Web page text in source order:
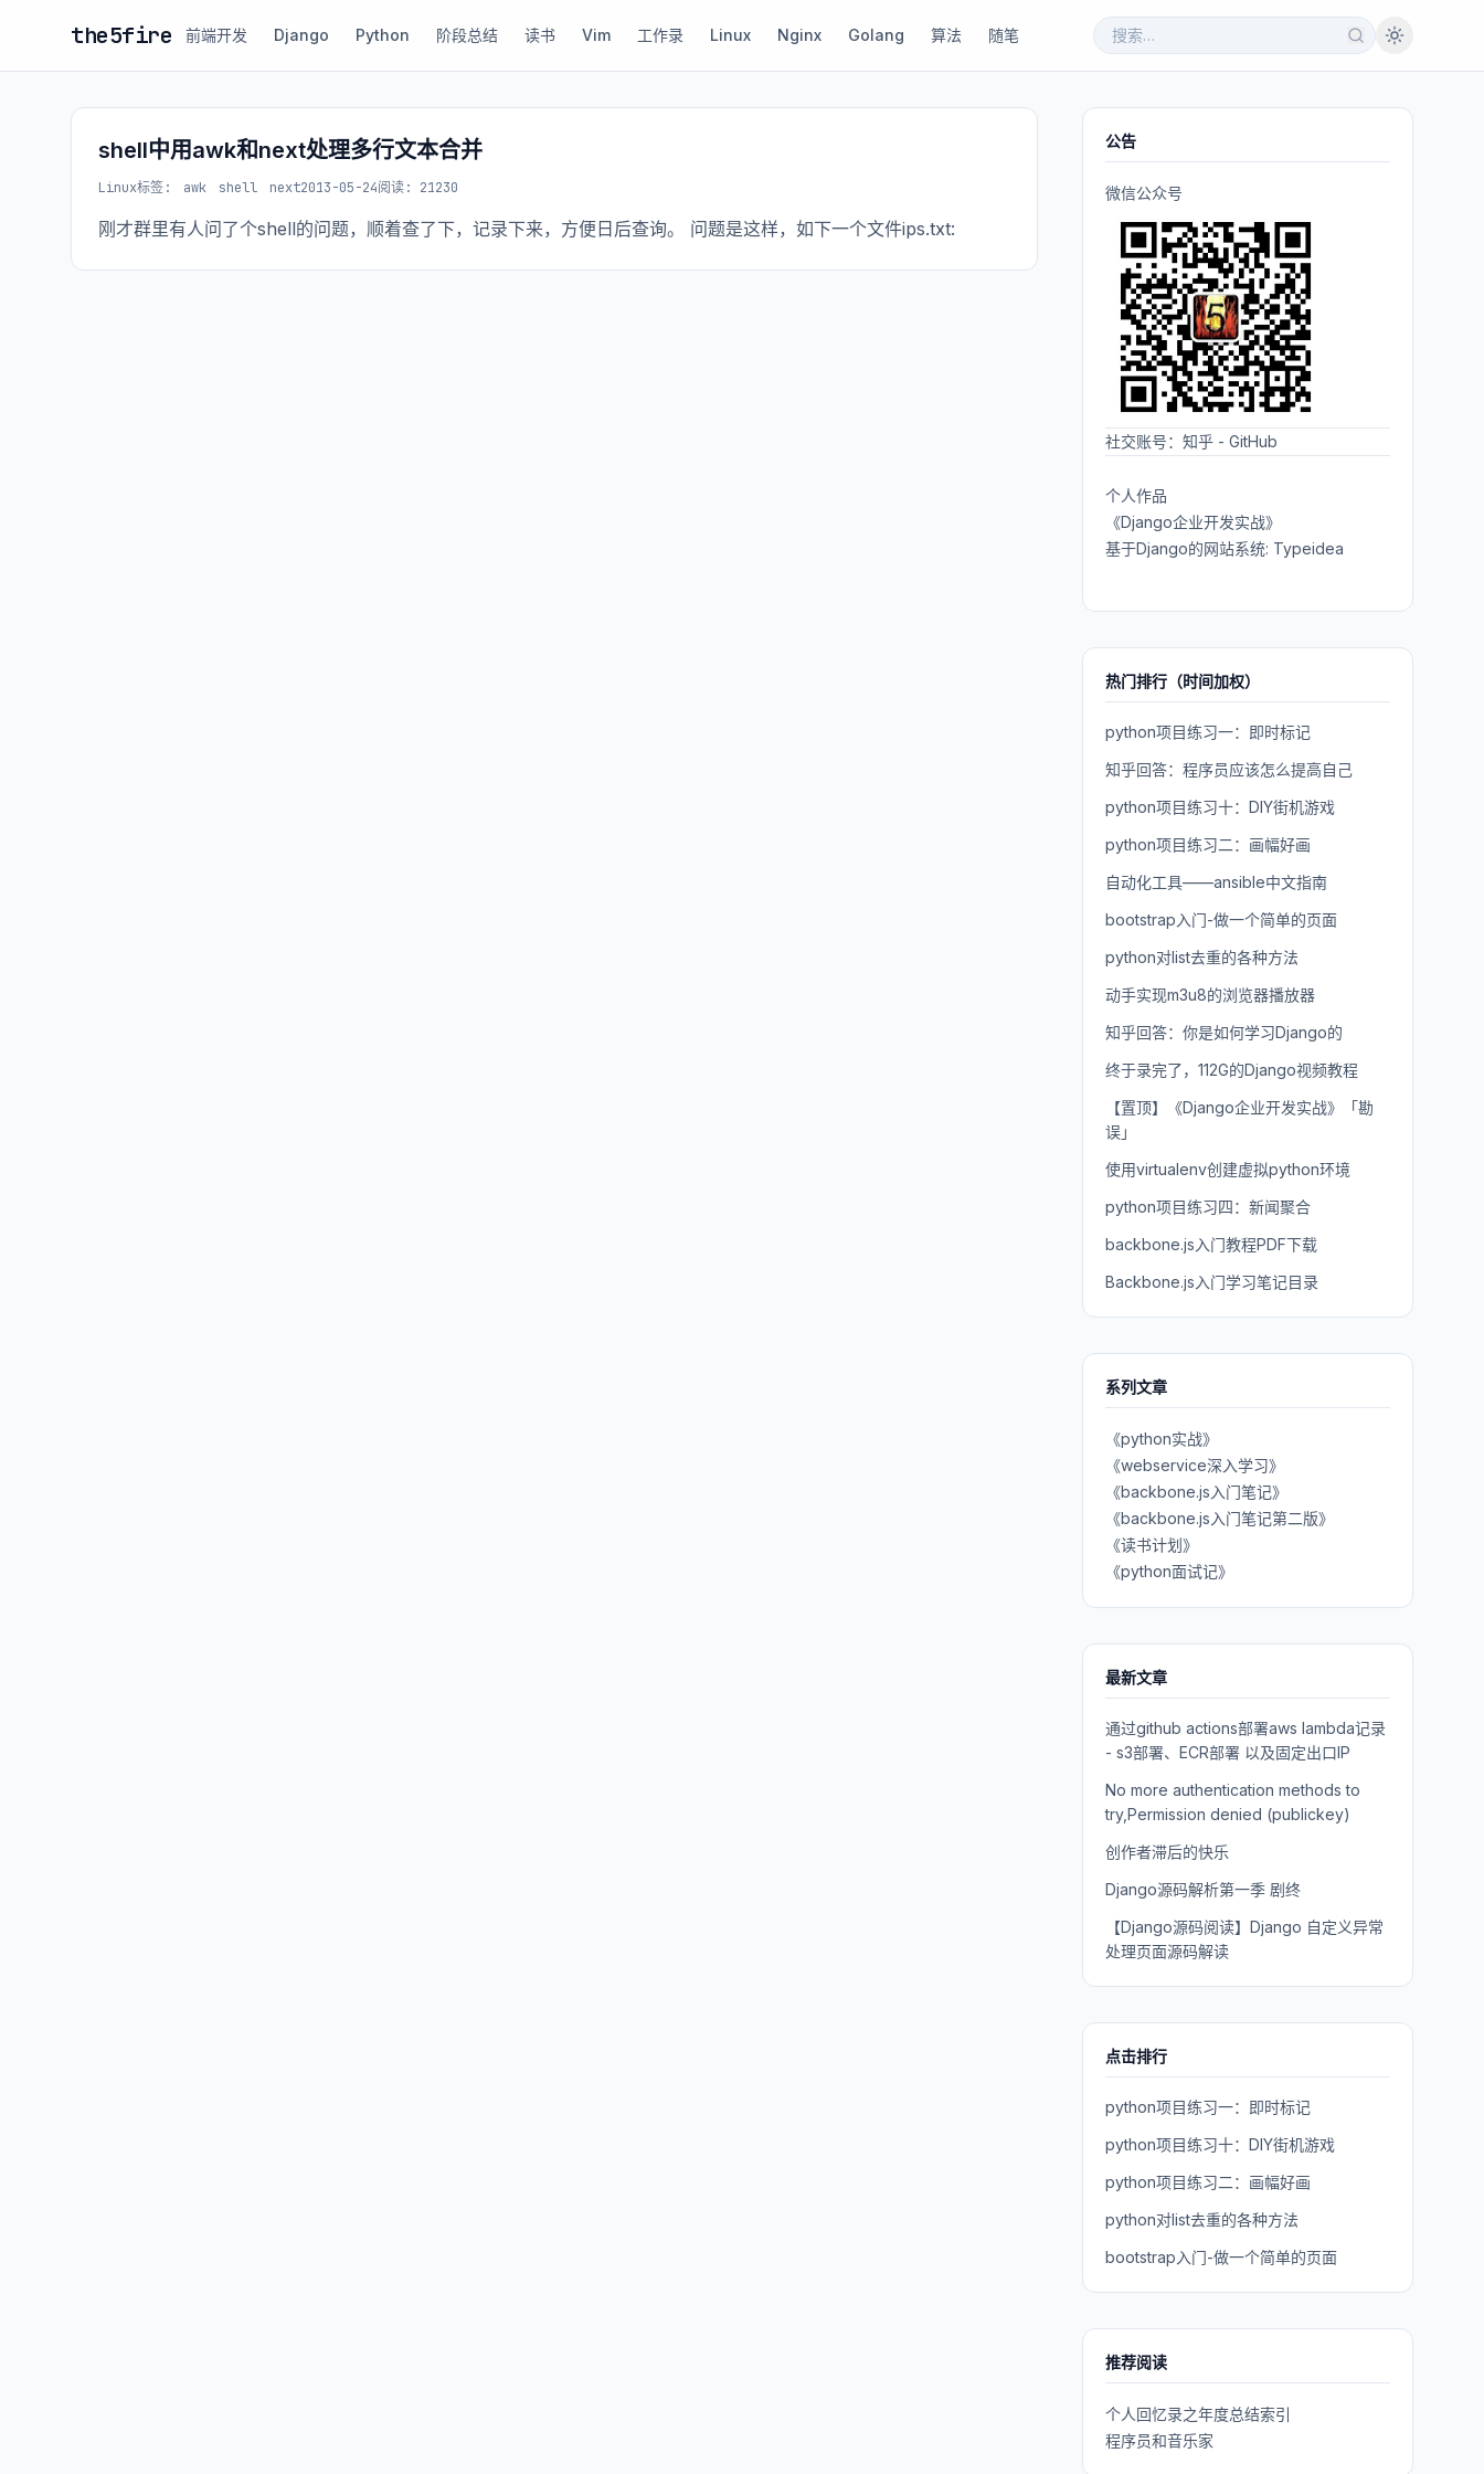
the5fire 前端开发 Django Python 阶段总结 读书 Vim 工作录 Linux Nginx Golang 算法 随笔
shell中用awk和next处理多行文本合并
Linux标签: awk shell next2013-05-24阅读: 21230
刚才群里有人问了个shell的问题，顺着查了下，记录下来，方便日后查询。 问题是这样，如下一个文件ips.txt:
公告
微信公众号
社交账号： 知乎 - GitHub
个人作品
《Django企业开发实战》
基于Django的网站系统: Typeidea
热门排行（时间加权）
python项目练习一：即时标记
知乎回答：程序员应该怎么提高自己
python项目练习十：DIY街机游戏
python项目练习二：画幅好画
自动化工具——ansible中文指南
bootstrap入门-做一个简单的页面
python对list去重的各种方法
动手实现m3u8的浏览器播放器
知乎回答：你是如何学习Django的
终于录完了，112G的Django视频教程
【置顶】《Django企业开发实战》「勘
误」
使用virtualenv创建虚拟python环境
python项目练习四：新闻聚合
backbone.js入门教程PDF下载
Backbone.js入门学习笔记目录
系列文章
《python实战》
《webservice深入学习》
《backbone.js入门笔记》
《backbone.js入门笔记第二版》
《读书计划》
《python面试记》
最新文章
通过github actions部署aws lambda记录
- s3部署、ECR部署 以及固定出口IP
No more authentication methods to
try,Permission denied (publickey)
创作者滞后的快乐
Django源码解析第一季 剧终
【Django源码阅读】Django 自定义异常
处理页面源码解读
点击排行
python项目练习一：即时标记
python项目练习十：DIY街机游戏
python项目练习二：画幅好画
python对list去重的各种方法
bootstrap入门-做一个简单的页面
推荐阅读
个人回忆录之年度总结索引
程序员和音乐家